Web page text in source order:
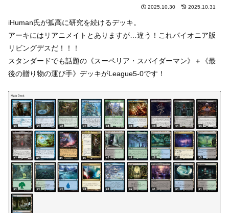
2025.10.30 2025.10.31
iHuman氏が孤高に研究を続けるデッキ。
アーキにはリアニメイトとありますが…違う！これパイオニア版
リビングデスだ！！！
スタンダードでも話題の《スーペリア・スパイダーマン》＋《最
後の贈り物の運び手》デッキがLeague5-0です！